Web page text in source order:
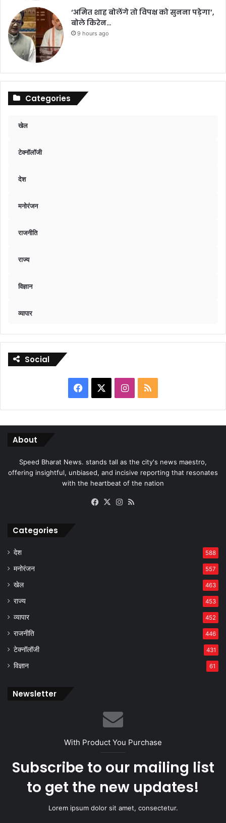
‘अमित शाह बोलेंगे तो विपक्ष को सुनना पड़ेगा’,
बोले किरेन…
9 hours ago
Categories
खेल
टेक्नॉलॉजी
देश
मनोरंजन
राजनीति
राज्य
विज्ञान
व्यापार
Social
Facebook Instagram
RSS
About
Speed Bharat News. stands tall as the city's news maestro,
offering insightful, unbiased, and incisive reporting that resonates
with the heartbeat of the nation
Facebook
X Instagram
Categories
देश 588
मनोरंजन 557
खेल 463
राज्य 453
व्यापार 452
राजनीति 446
टेक्नॉलॉजी 431
विज्ञान 61
Newsletter
With Product You Purchase
Subscribe to our mailing list
to get the new updates!
Lorem ipsum dolor sit amet, consectetur.